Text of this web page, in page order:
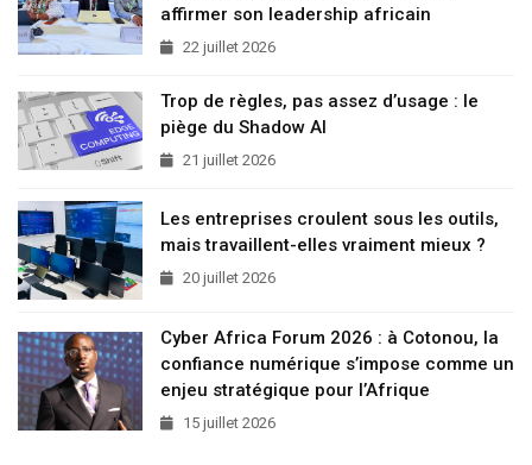
affirmer son leadership africain
22 juillet 2026
Trop de règles, pas assez d’usage : le
piège du Shadow AI
21 juillet 2026
Les entreprises croulent sous les outils,
mais travaillent-elles vraiment mieux ?
20 juillet 2026
Cyber Africa Forum 2026 : à Cotonou, la
confiance numérique s’impose comme un
enjeu stratégique pour l’Afrique
15 juillet 2026